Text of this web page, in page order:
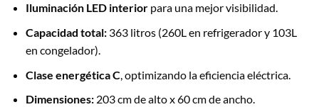
Iluminación LED interiorpara una mejor visibilidad.
Capacidad total:363 litros (260L en refrigerador y 103L
en congelador).
Clase energética C, optimizando la eficiencia eléctrica.
Dimensiones:203 cm de alto x 60 cm de ancho.